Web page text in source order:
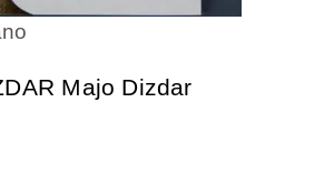
Majo Dizdar